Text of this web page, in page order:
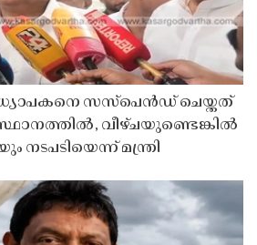
സസ്‌പെൻഡ് ചെയ്തത്
വീഴ്ചയുണ്ടെങ്കിൽ
നടപടിയെന്ന് മന്ത്രി